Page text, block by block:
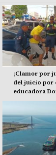
¡Clamor por
del juicio por
educadora